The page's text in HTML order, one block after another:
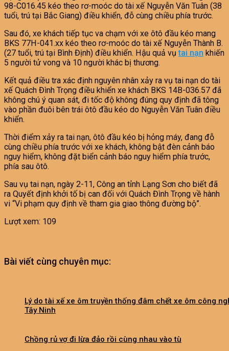
98-C016.45 kéo theo rơ-moóc do tài xế Nguyễn Văn Tuân (38
tuổi, trú tại Bắc Giang) điều khiển, đỗ cùng chiều phía trước.
Sau đó, xe khách tiếp tục va chạm với xe ôtô đầu kéo mang
BKS 77H-041.xx kéo theo rơ-moóc do tài xế Nguyễn Thành B.
(27 tuổi, trú tại Bình Định) điều khiển. Hậu quả vụtai nạn khiến
5 người tử vong và 10 người khác bị thương.
Kết quả điều tra xác định nguyên nhân xảy ra vụ tai nạn do tài
xế Quách Đình Trọng điều khiển xe khách BKS 14B-036.57 đã
không chú ý quan sát, đi tốc độ không đúng quy định đã tông
vào phần đuôi bên trái ôtô đầu kéo do Nguyễn Văn Tuân điều
khiển.
Thời điểm xảy ra tai nạn, ôtô đầu kéo bị hỏng máy, đang đỗ
cùng chiều phía trước với xe khách, không bật đèn cảnh báo
nguy hiểm, không đặt biển cảnh báo nguy hiểm phía trước,
phía sau ôtô.
Sau vụ tai nạn, ngày 2-11, Công an tỉnh Lạng Sơn cho biết đã
ra Quyết định khởi tố bị can đối với Quách Đình Trọng về hành
vi “Vi phạm quy định về tham gia giao thông đường bộ”.
Lượt xem: 109
Bài viết cùng chuyên mục:
Lý do tài xế xe ôm truyền thống đâm chết xe ôm công
Tây Ninh
Chồng rủ vợ đi lừa đảo rồi cùng nhau vào tù